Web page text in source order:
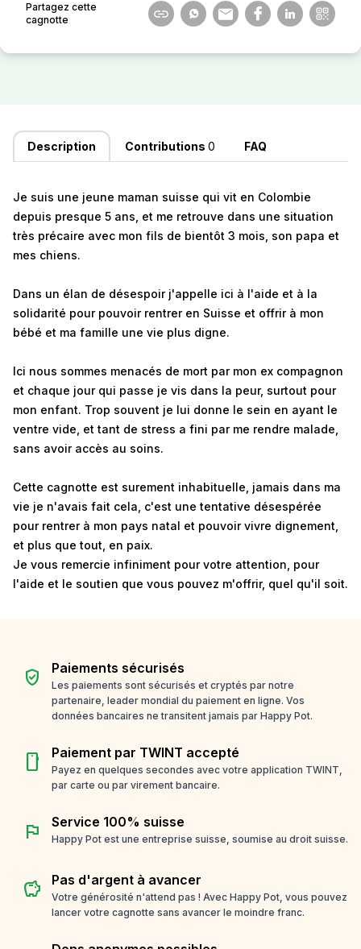
Partagez cette
cagnotte
Description Contributions 0 FAQ
Je suis une jeune maman suisse qui vit en Colombie
depuis presque 5 ans, et me retrouve dans une situation
très précaire avec mon fils de bientôt 3 mois, son papa et
mes chiens.
Dans un élan de désespoir j'appelle ici à l'aide et à la
solidarité pour pouvoir rentrer en Suisse et offrir à mon
bébé et ma famille une vie plus digne.
Ici nous sommes menacés de mort par mon ex compagnon
et chaque jour qui passe je vis dans la peur, surtout pour
mon enfant. Trop souvent je lui donne le sein en ayant le
ventre vide, et tant de stress a fini par me rendre malade,
sans avoir accès au soins.
Cette cagnotte est surement inhabituelle, jamais dans ma
vie je n'avais fait cela, c'est une tentative désespérée
pour rentrer à mon pays natal et pouvoir vivre dignement,
et plus que tout, en paix.
Je vous remercie infiniment pour votre attention, pour
l'aide et le soutien que vous pouvez m'offrir, quel qu'il soit.
verified_user Paiements sécurisés
Les paiements sont sécurisés et cryptés par notre
partenaire, leader mondial du paiement en ligne. Vos
données bancaires ne transitent jamais par Happy Pot.
smartphone Paiement par TWINT accepté
Payez en quelques secondes avec votre application TWINT,
par carte ou par virement bancaire.
flag Service 100% suisse
Happy Pot est une entreprise suisse, soumise au droit suisse.
savings Pas d'argent à avancer
Votre générosité n'attend pas ! Avec Happy Pot, vous pouvez
lancer votre cagnotte sans avancer le moindre franc.